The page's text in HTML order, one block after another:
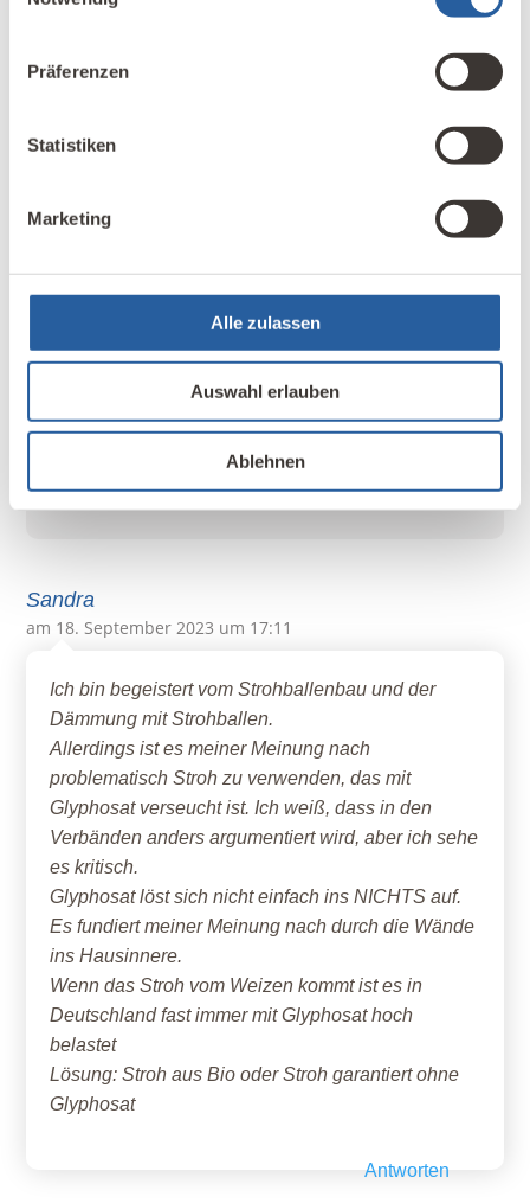
Präferenzen
Statistiken
Marketing
Alle zulassen
Auswahl erlauben
Ablehnen
Sandra
am 18. September 2023 um 17:11
Ich bin begeistert vom Strohballenbau und der
Dämmung mit Strohballen.
Allerdings ist es meiner Meinung nach
problematisch Stroh zu verwenden, das mit
Glyphosat verseucht ist. Ich weiß, dass in den
Verbänden anders argumentiert wird, aber ich sehe
es kritisch.
Glyphosat löst sich nicht einfach ins NICHTS auf.
Es fundiert meiner Meinung nach durch die Wände
ins Hausinnere.
Wenn das Stroh vom Weizen kommt ist es in
Deutschland fast immer mit Glyphosat hoch
belastet
Lösung: Stroh aus Bio oder Stroh garantiert ohne
Glyphosat
Antworten
E-Mail-Adresse*
speichern.
Kommentar abschicken